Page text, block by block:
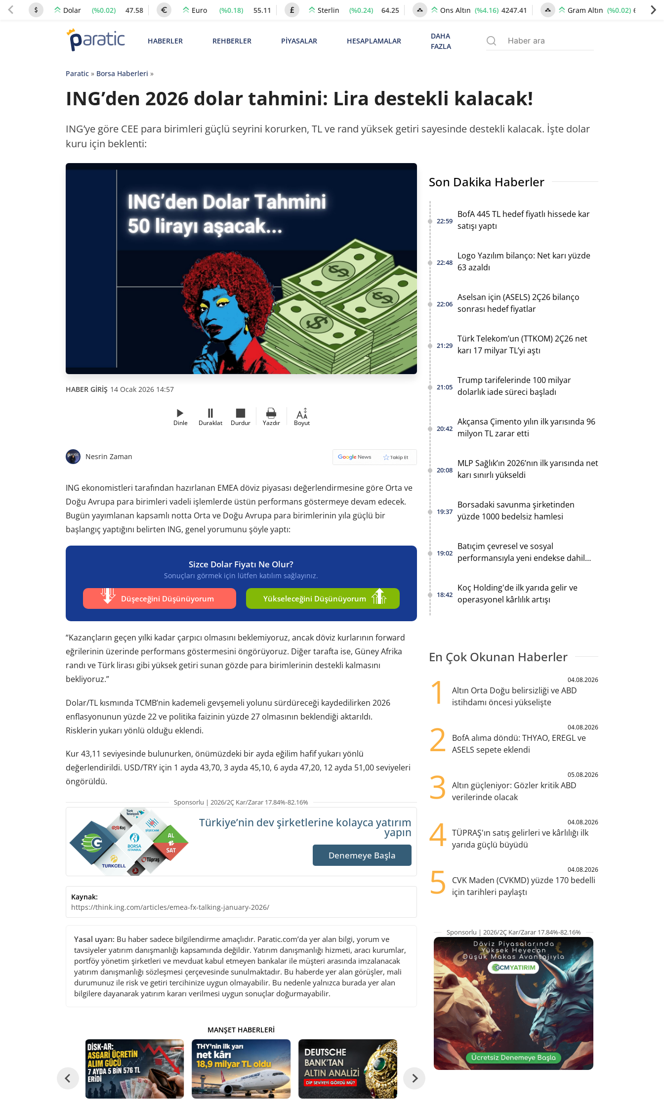
Dolar (%0.02) 47.58 Euro (%0.18) 55.11 Sterlin (%0.24) 64.25 Ons Altın (%4.16) 4247.41 Gram Altın (%0.02) 6497.46
HABERLER REHBERLER PİYASALAR HESAPLAMALAR
DAHA
FAZLA
Paratic» Borsa Haberleri »
ING’den 2026 dolar tahmini: Lira destekli kalacak!
ING’ye göre CEE para birimleri güçlü seyrini korurken, TL ve rand yüksek getiri sayesinde destekli kalacak. İşte dolar
kuru için beklenti:
HABER GİRİŞ 14 Ocak 2026 14:57
Dinle Duraklat Durdur Yazdır Boyut
Nesrin Zaman
ING ekonomistleri tarafından hazırlanan EMEA döviz piyasası değerlendirmesine göre Orta ve
Doğu Avrupa para birimleri vadeli işlemlerde üstün performans göstermeye devam edecek.
Bugün yayımlanan kapsamlı notta Orta ve Doğu Avrupa para birimlerinin yıla güçlü bir
başlangıç yaptığını belirten ING, genel yorumunu şöyle yaptı:
Sizce Dolar Fiyatı Ne Olur?
Sonuçları görmek için lütfen katılım sağlayınız.
Düşeceğini Düşünüyorum Yükseleceğini Düşünüyorum
“Kazançların geçen yılki kadar çarpıcı olmasını beklemiyoruz, ancak döviz kurlarının forward
eğrilerinin üzerinde performans göstermesini öngörüyoruz. Diğer tarafta ise, Güney Afrika
randı ve Türk lirası gibi yüksek getiri sunan gözde para birimlerinin destekli kalmasını
bekliyoruz.”
Dolar/TL kısmında TCMB’nin kademeli gevşemeli yolunu sürdüreceği kaydedilirken 2026
enflasyonunun yüzde 22 ve politika faizinin yüzde 27 olmasının beklendiği aktarıldı.
Risklerin yukarı yönlü olduğu eklendi.
Kur 43,11 seviyesinde bulunurken, önümüzdeki bir ayda eğilim hafif yukarı yönlü
değerlendirildi. USD/TRY için 1 ayda 43,70, 3 ayda 45,10, 6 ayda 47,20, 12 ayda 51,00 seviyeleri
öngörüldü.
Sponsorlu | 2026/2Ç Kar/Zarar 17.84%-82.16%
Türkiye’nin dev şirketlerine kolayca yatırım
yapın
Denemeye Başla
Kaynak:
https://think.ing.com/articles/emea-fx-talking-january-2026/
Yasal uyarı: Bu haber sadece bilgilendirme amaçlıdır. Paratic.com’da yer alan bilgi, yorum ve
tavsiyeler yatırım danışmanlığı kapsamında değildir. Yatırım danışmanlığı hizmeti, aracı kurumlar,
portföy yönetim şirketleri ve mevduat kabul etmeyen bankalar ile müşteri arasında imzalanacak
yatırım danışmanlığı sözleşmesi çerçevesinde sunulmaktadır. Bu haberde yer alan görüşler, mali
durumunuz ile risk ve getiri tercihinize uygun olmayabilir. Bu nedenle yalnızca burada yer alan
bilgilere dayanarak yatırım kararı verilmesi uygun sonuçlar doğurmayabilir.
MANŞET HABERLERI
Son Dakika Haberler
22:59
BofA 445 TL hedef fiyatlı hissede kar
satışı yaptı
22:48
Logo Yazılım bilanço: Net karı yüzde
63 azaldı
22:06
Aselsan için (ASELS) 2Ç26 bilanço
sonrası hedef fiyatlar
21:29
Türk Telekom’un (TTKOM) 2Ç26 net
karı 17 milyar TL’yi aştı
21:05
Trump tarifelerinde 100 milyar
dolarlık iade süreci başladı
20:42
Akçansa Çimento yılın ilk yarısında 96
milyon TL zarar etti
20:08
MLP Sağlık’ın 2026’nın ilk yarısında net
karı sınırlı yükseldi
19:37
Borsadaki savunma şirketinden
yüzde 1000 bedelsiz hamlesi
19:02
Batıçim çevresel ve sosyal
performansıyla yeni endekse dahil
18:42
Koç Holding'de ilk yarıda gelir ve
operasyonel kârlılık artışı
En Çok Okunan Haberler
1 04.08.2026
Altın Orta Doğu belirsizliği ve ABD
istihdamı öncesi yükselişte
2 04.08.2026
BofA alıma döndü: THYAO, EREGL ve
ASELS sepete eklendi
3 05.08.2026
Altın güçleniyor: Gözler kritik ABD
verilerinde olacak
4 04.08.2026
TÜPRAŞ'ın satış gelirleri ve kârlılığı ilk
yarıda güçlü büyüdü
5 04.08.2026
CVK Maden (CVKMD) yüzde 170 bedelli
için tarihleri paylaştı
Sponsorlu | 2026/2Ç Kar/Zarar 17.84%-82.16%